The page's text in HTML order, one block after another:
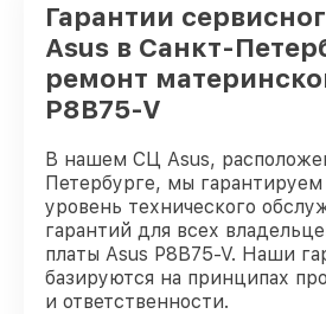
Гарантии
Asus в Санкт-
ремонт
P8B75-V
В нашем СЦ Asus,
Петербурге, мы
уровень технического
гарантий для всех
платы Asus P8B75-V. Наши
базируются на принципах
и ответственности.